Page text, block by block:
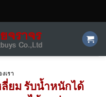
เรา
ยม รับน้ำหนักได้